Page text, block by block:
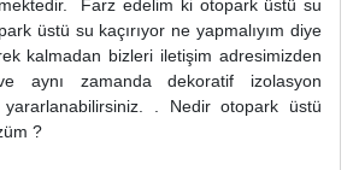
Farz edelim ki otopark üstü su
üstü su kaçırıyor ne yapmalıyım diye
kalmadan bizleri iletişim adresimizden
aynı zamanda dekoratif izolasyon
. Nedir otopark üstü
?